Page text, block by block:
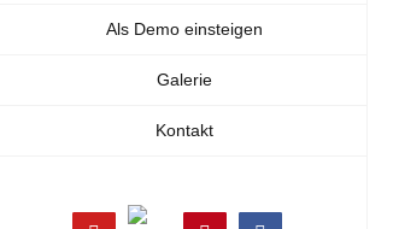
Als Demo einsteigen
Galerie
Kontakt